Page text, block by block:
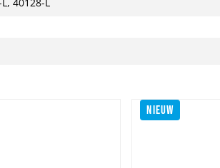
40128-L
NIEUW